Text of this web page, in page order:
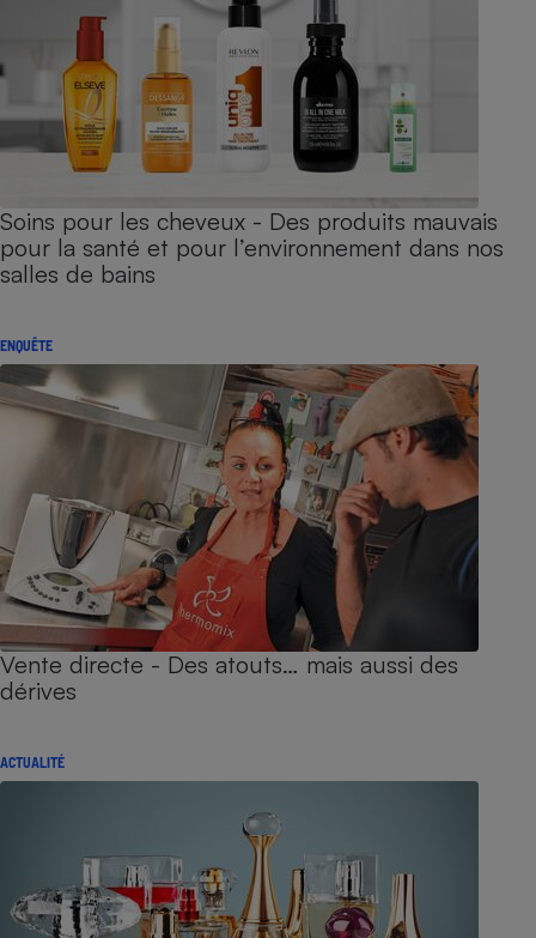
Soins pour les cheveux - Des produits mauvais
pour la santé et pour l’environnement dans nos
salles de bains
ENQUÊTE
Vente directe - Des atouts… mais aussi des
dérives
ACTUALITÉ